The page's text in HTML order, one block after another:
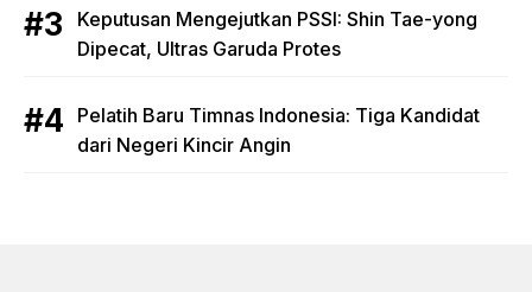
Keputusan Mengejutkan PSSI: Shin Tae-yong
Dipecat, Ultras Garuda Protes
Pelatih Baru Timnas Indonesia: Tiga Kandidat
dari Negeri Kincir Angin